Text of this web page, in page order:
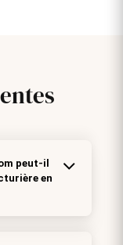
peut-il
en